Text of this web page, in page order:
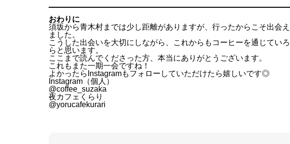
おわりに
須坂から青木村までは少し距離がありますが、行ったからこそ出会
ました。
こうした出会いを大切にしながら、これからもコーヒーを通じてい
らと思います。
ここまで読んでくださった方、本当にありがとうございます。
これもまた一期一会ですね！
よかったらInstagramもフォローしていただけたら嬉しいです◎
Instagram（個人）
@coffee_suzaka
夜カフェくらり
@yorucafekurari